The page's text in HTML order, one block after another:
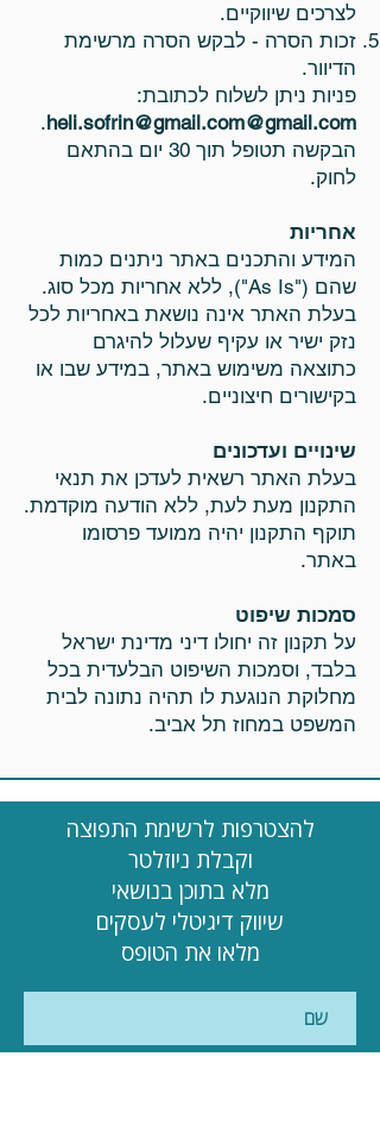
לצרכים שיווקיים.
זכות הסרה - לבקש הסרה מרשימת
הדיוור.
פניות ניתן לשלוח לכתובת:
heli.sofrin@gmail.com@gmail.com
.
הבקשה תטופל תוך 30 יום בהתאם
לחוק.
אחריות
המידע והתכנים באתר ניתנים כמות
שהם ("As Is"), ללא אחריות מכל סוג.
בעלת האתר אינה נושאת באחריות לכל
נזק ישיר או עקיף שעלול להיגרם
כתוצאה משימוש באתר, במידע שבו או
בקישורים חיצוניים.
שינויים ועדכונים
בעלת האתר רשאית לעדכן את תנאי
התקנון מעת לעת, ללא הודעה מוקדמת.
תוקף התקנון יהיה ממועד פרסומו
באתר.
סמכות שיפוט
על תקנון זה יחולו דיני מדינת ישראל
בלבד, וסמכות השיפוט הבלעדית בכל
מחלוקת הנוגעת לו תהיה נתונה לבית
המשפט במחוז תל אביב.
להצטרפות לרשימת התפוצה
וקבלת ניוזלטר
מלא בתוכן בנושאי
שיווק דיגיטלי לעסקים
מלאו את הטופס